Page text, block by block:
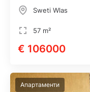
Sweti Wlas
57 m²
€ 106000
Апартаменти